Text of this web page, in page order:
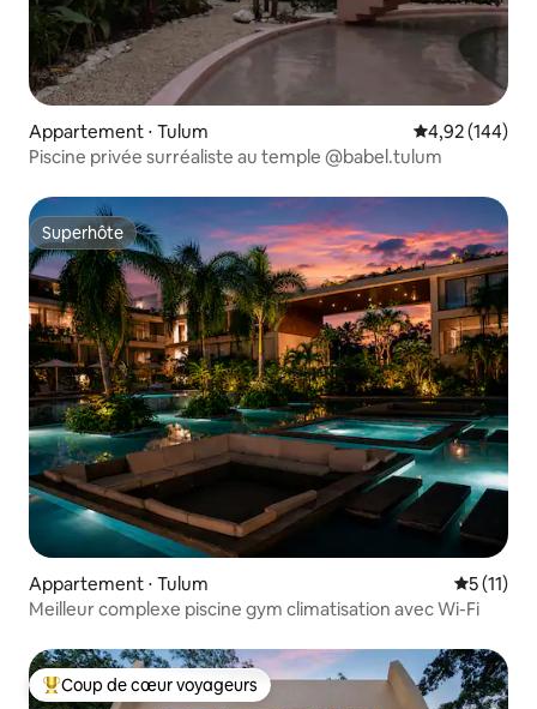
Appartement ⋅ Tulum Évaluation
4,92 (144)
Piscine privée surréaliste au temple @babel.tulum
Superhôte
Superhôte
Appartement ⋅ Tulum
5 (11)
Meilleur complexe piscine gym climatisation avec Wi-Fi
Coups de cœur voyageurs les plus appréciés
Coup de cœur voyageurs